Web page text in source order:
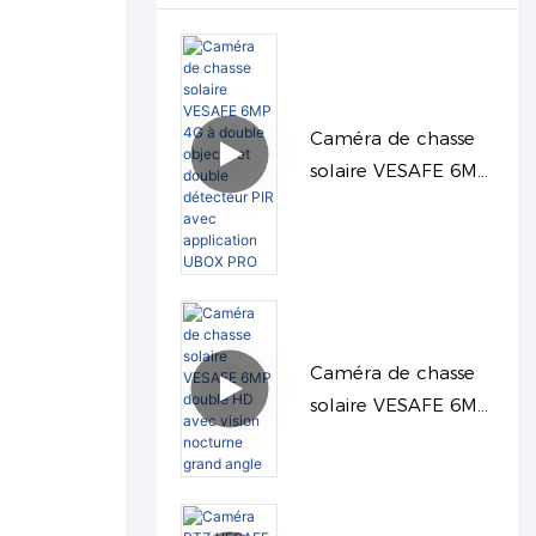
Caméra de chasse
solaire VESAFE 6MP
Caméra de chasse
solaire VESAFE 6MP